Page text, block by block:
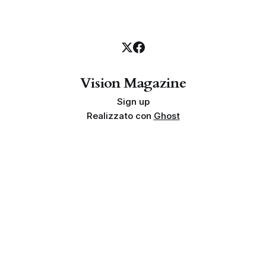
Vision Magazine
Sign up
Realizzato con Ghost